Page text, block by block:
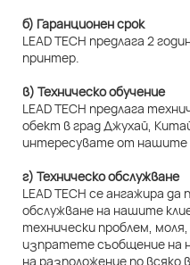
б) Гаранционен срок
LEAD TECH предлага 2
принтер.
в) Техническо обучение
LEAD TECH предлага
обект в град Джухай,
интересувате от нашите
г) Техническо обслужване
LEAD TECH се ангажира
обслужване на нашите
технически проблем,
изпратете съобщение на
на разположение по